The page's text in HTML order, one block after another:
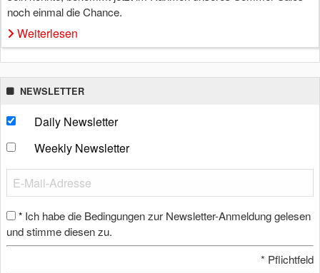
noch einmal die Chance.
Weiterlesen
NEWSLETTER
Daily Newsletter
Weekly Newsletter
* Ich habe die Bedingungen zur Newsletter-Anmeldung gelesen
und stimme diesen zu.
* Pflichtfeld